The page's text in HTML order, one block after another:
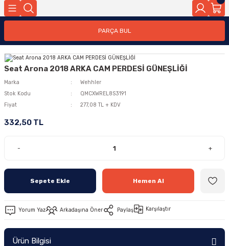
PARÇA BUL
Seat Arona 2018 ARKA CAM PERDESİ GÜNEŞLİĞİ
Marka
Wehhler
Stok Kodu
QMCXWREL8S3191
Fiyat
277,08 TL + KDV
332,50 TL
- +
Sepete Ekle Hemen Al
Yorum Yaz Arkadaşına Öner Paylaş Karşılaştır
Ürün Bilgisi